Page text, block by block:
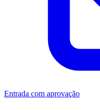
Entrada com aprovação